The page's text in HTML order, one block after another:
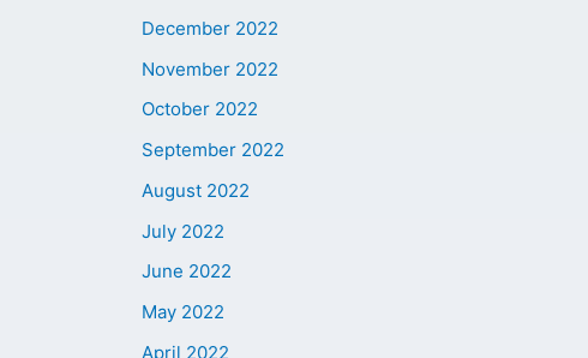
December 2022
November 2022
October 2022
September 2022
August 2022
July 2022
June 2022
May 2022
April 2022